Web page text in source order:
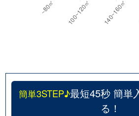
簡単3STEP♪最短45秒 簡単
る！